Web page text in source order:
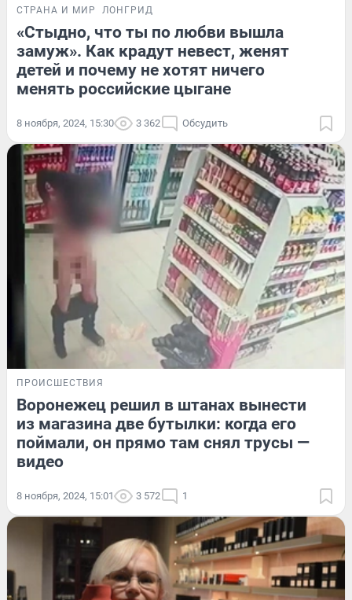
СТРАНА И МИР ЛОНГРИД
«Стыдно, что ты по любви вышла
замуж». Как крадут невест, женят
детей и почему не хотят ничего
менять российские цыгане
8 ноября, 2024, 15:30 3 362 Обсудить
ПРОИСШЕСТВИЯ
Воронежец решил в штанах вынести
из магазина две бутылки: когда его
поймали, он прямо там снял трусы —
видео
8 ноября, 2024, 15:01 3 572 1